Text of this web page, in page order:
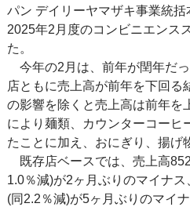
パン デイリーヤマザキ事業統
2025年2月度のコンビニエンス
た。
今年の2月は、前年が閏年だ
店ともに売上高が前年を下回る
の影響を除くと売上高は前年を
により麺類、カウンターコーヒ
たことに加え、おにぎり、揚げ
既存店ベースでは、売上高
1.0％減)が2ヶ月ぶりのマイナ
(同2.2％減)が5ヶ月ぶりのマイ